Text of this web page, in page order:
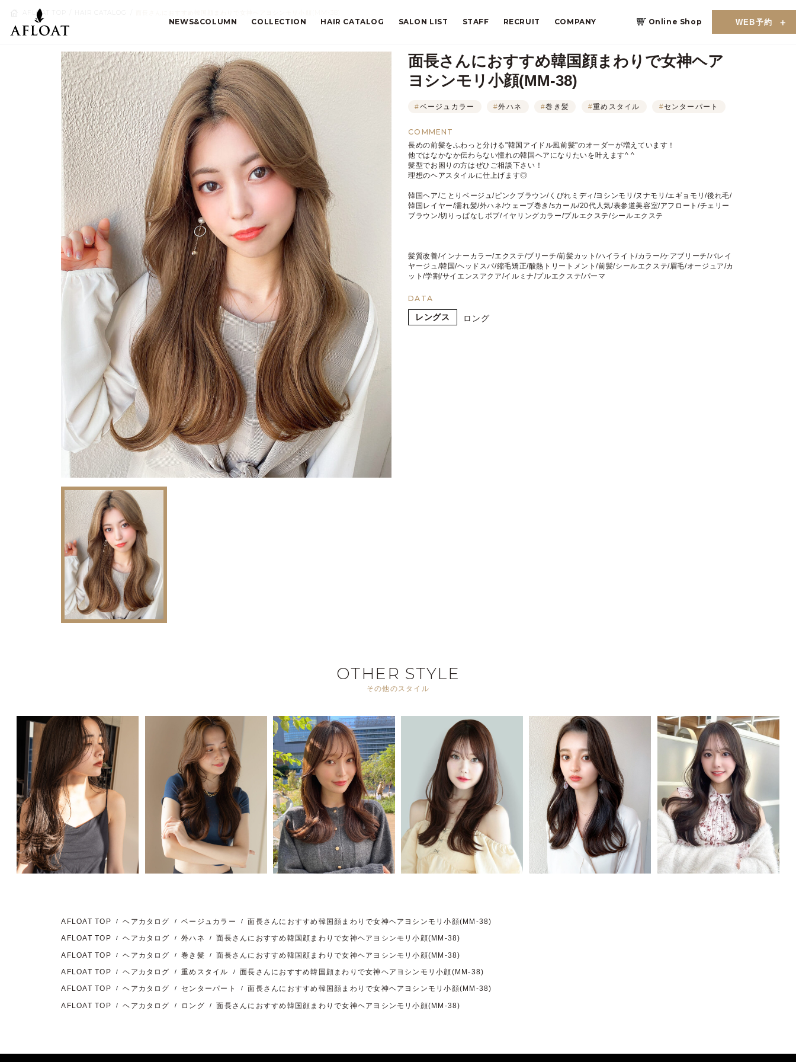
NEWS&COLUMN COLLECTION HAIR CATALOG SALON LIST STAFF RECRUIT COMPANY Online Shop WEB予約
AFLOAT TOP
面長さんにおすすめ韓国顔まわりで女神ヘア
ヨシンモリ小顔(MM-38)
#ベージュカラー #外ハネ #巻き髪 #重めスタイル #センターパート
COMMENT
長めの前髪をふわっと分ける"韓国アイドル風前髪"のオーダーが増えています！
他ではなかなか伝わらない憧れの韓国ヘアになりたいを叶えます^ ^
髪型でお困りの方はぜひご相談下さい！
理想のヘアスタイルに仕上げます◎
韓国ヘア/ことりベージュ/ピンクブラウン/くびれミディ/ヨシンモリ/ヌナモリ/エギョモリ/後れ毛/
韓国レイヤー/濡れ髪/外ハネ/ウェーブ巻き/sカール/20代人気/表参道美容室/アフロート/チェリー
ブラウン/切りっぱなしボブ/イヤリングカラー/プルエクステ/シールエクステ
髪質改善/インナーカラー/エクステ/ブリーチ/前髪カット/ハイライト/カラー/ケアブリーチ/バレイ
ヤージュ/韓国/ヘッドスパ/縮毛矯正/酸熱トリートメント/前髪/シールエクステ/眉毛/オージュア/カ
ット/学割/サイエンスアクア/イルミナ/プルエクステ/パーマ
DATA
レングス ロング
OTHER STYLE
その他のスタイル
AFLOAT TOP ヘアカタログ ベージュカラー 面長さんにおすすめ韓国顔まわりで女神ヘアヨシンモリ小顔(MM-38)
AFLOAT TOP ヘアカタログ 外ハネ 面長さんにおすすめ韓国顔まわりで女神ヘアヨシンモリ小顔(MM-38)
AFLOAT TOP ヘアカタログ 巻き髪 面長さんにおすすめ韓国顔まわりで女神ヘアヨシンモリ小顔(MM-38)
AFLOAT TOP ヘアカタログ 重めスタイル 面長さんにおすすめ韓国顔まわりで女神ヘアヨシンモリ小顔(MM-38)
AFLOAT TOP ヘアカタログ センターパート 面長さんにおすすめ韓国顔まわりで女神ヘアヨシンモリ小顔(MM-38)
AFLOAT TOP ヘアカタログ ロング 面長さんにおすすめ韓国顔まわりで女神ヘアヨシンモリ小顔(MM-38)